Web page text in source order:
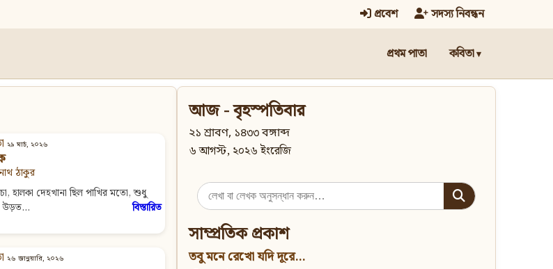
প্রবেশ সদস্য নিবন্ধন
প্রথম পাতা কবিতা
২৯ মার্চ, ২০২৬
ঠাকুর
হালকা দেহখানা ছিল পাখির মতো, শুধু
উড়ত...
বিস্তারিত
২৬ জানুয়ারি, ২০২৬
আজ - বৃহস্পতিবার
২১ শ্রাবণ, ১৪৩৩ বঙ্গাব্দ
৬ আগস্ট, ২০২৬ ইংরেজি
Search
for:
সাম্প্রতিক প্রকাশ
তবু মনে রেখো যদি দূরে...